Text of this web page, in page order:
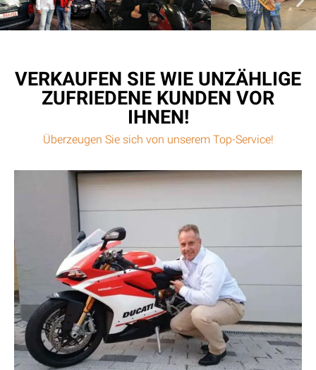
VERKAUFEN SIE WIE UNZÄHLIGE
ZUFRIEDENE KUNDEN VOR
IHNEN!
Überzeugen Sie sich von unserem Top-Service!